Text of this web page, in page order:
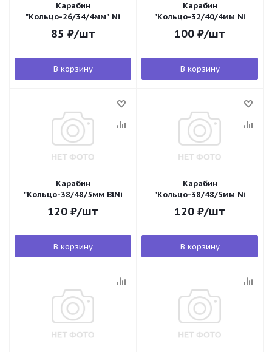
Карабин
"Кольцо-26/34/4мм" Ni
85 ₽/шт
В корзину
Карабин
"Кольцо-32/40/4мм Ni
100 ₽/шт
В корзину
Карабин
"Кольцо-38/48/5мм BlNi
120 ₽/шт
В корзину
Карабин
"Кольцо-38/48/5мм Ni
120 ₽/шт
В корзину